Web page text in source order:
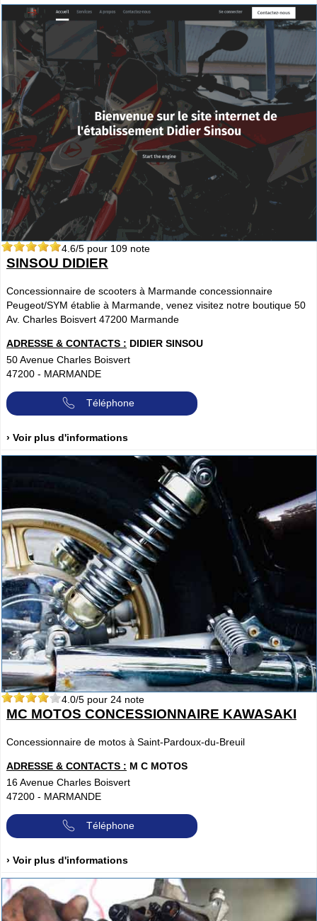
4.6/5 pour 109 note
SINSOU DIDIER
Concessionnaire de scooters à Marmande concessionnaire
Peugeot/SYM établie à Marmande, venez visitez notre boutique 50
Av. Charles Boisvert 47200 Marmande
ADRESSE & CONTACTS : DIDIER SINSOU
50 Avenue Charles Boisvert
47200 - MARMANDE
Téléphone
› Voir plus d'informations
4.0/5 pour 24 note
MC MOTOS CONCESSIONNAIRE KAWASAKI
Concessionnaire de motos à Saint-Pardoux-du-Breuil
ADRESSE & CONTACTS : M C MOTOS
16 Avenue Charles Boisvert
47200 - MARMANDE
Téléphone
› Voir plus d'informations